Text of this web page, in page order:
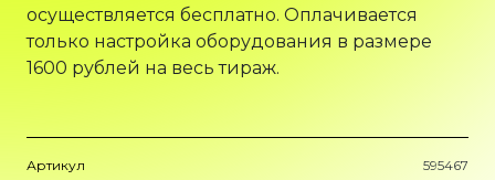
осуществляется бесплатно. Оплачивается
только настройка оборудования в размере
1600 рублей на весь тираж.
Артикул 595467